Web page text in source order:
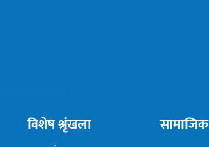
विशेष श्रृंखला सामाजिक